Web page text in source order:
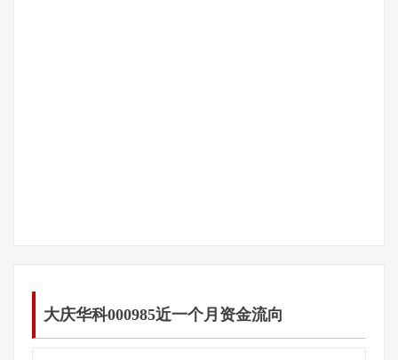
大庆华科000985近一个月资金流向